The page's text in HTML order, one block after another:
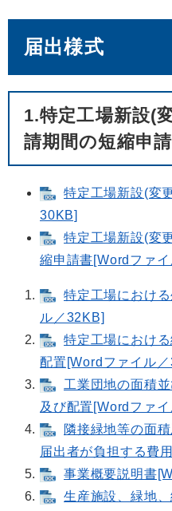
届出様式
1.特定工場新設(
請期間の短縮申
特定工場新設(変
30KB]
特定工場新設(変
縮申請書[Wordファ
特定工場におけ
ル／32KB]
特定工場におけ
配置[Wordファイル
工業団地の面積
及び配置[Wordファ
隣接緑地等の面
届出者が負担する費
事業概要説明書
生産施設、緑地